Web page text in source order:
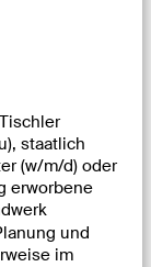
staatlich
(w/m/d) oder
erworbene
und
im